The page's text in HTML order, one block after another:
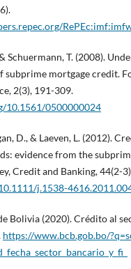
Schuermann, T. (2008).
subprime mortgage credit.
2(3), 191-309.
10.1561/0500000024
D., & Laeven, L. (2012).
evidence from the
Credit and Banking, 44(2-
j.1538-
Bolivia (2020). Crédito al
https://www.bcb.gob.bo/